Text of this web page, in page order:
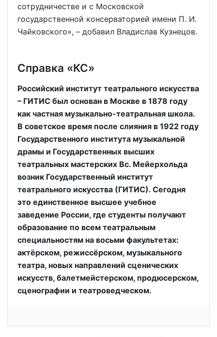
сотрудничестве и с Московской
государственной консерваторией имени П. И.
Чайковского», – добавил Владислав Кузнецов.
Справка «КС»
Российский институт театрального искусства
– ГИТИС был основан в Москве в 1878 году
как частная музыкально-театральная школа.
В советское время после слияния в 1922 году
Государственного института музыкальной
драмы и Государственных высших
театральных мастерских Вс. Мейерхольда
возник Государственный институт
театрального искусства (ГИТИС). Сегодня
это единственное высшее учебное
заведение России, где студенты получают
образование по всем театральным
специальностям на восьми факультетах:
актёрском, режиссёрском, музыкального
театра, новых направлений сценических
искусств, балетмейстерском, продюсерском,
сценографии и театроведческом.